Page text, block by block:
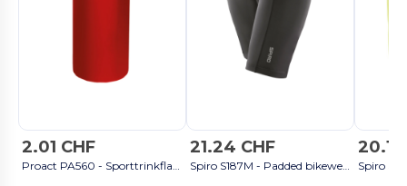
2.01 CHF
Proact PA560 - Sporttrinkflasche 1000 ml - Rot
21.24 CHF
Spiro S187M - Padded bikewear shorts - Black/Black
20.19